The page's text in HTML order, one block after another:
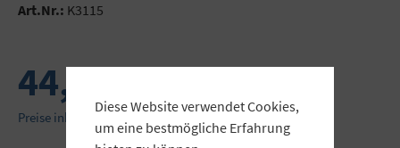
Art.Nr.: K3115
44,90 €
Preise inkl. MwSt. zzgl. Versandkosten
Diese Website verwendet Cookies,
um eine bestmögliche Erfahrung